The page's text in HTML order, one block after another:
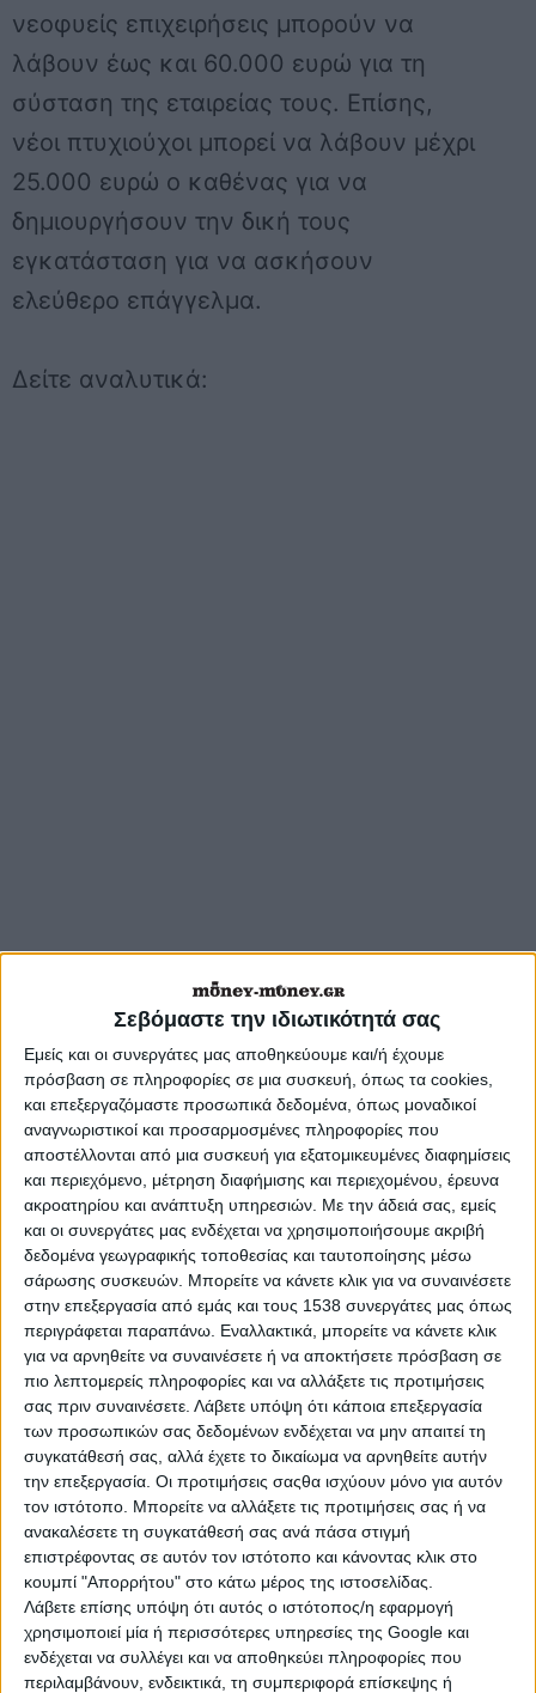
Σεβόμαστε την ιδιωτικότητά σας
Εμείς και οι συνεργάτες μας αποθηκεύουμε και/ή έχουμε
πρόσβαση σε πληροφορίες σε μια συσκευή, όπως τα cookies,
και επεξεργαζόμαστε προσωπικά δεδομένα, όπως μοναδικοί
αναγνωριστικοί και προσαρμοσμένες πληροφορίες που
αποστέλλονται από μια συσκευή για εξατομικευμένες διαφημίσεις
και περιεχόμενο, μέτρηση διαφήμισης και περιεχομένου, έρευνα
ακροατηρίου και ανάπτυξη υπηρεσιών. Με την άδειά σας, εμείς
και οι συνεργάτες μας ενδέχεται να χρησιμοποιήσουμε ακριβή
δεδομένα γεωγραφικής τοποθεσίας και ταυτοποίησης μέσω
σάρωσης συσκευών. Μπορείτε να κάνετε κλικ για να συναινέσετε
στην επεξεργασία από εμάς και τους 1538 συνεργάτες μας όπως
περιγράφεται παραπάνω. Εναλλακτικά, μπορείτε να κάνετε κλικ
για να αρνηθείτε να συναινέσετε ή να αποκτήσετε πρόσβαση σε
πιο λεπτομερείς πληροφορίες και να αλλάξετε τις προτιμήσεις
σας πριν συναινέσετε. Λάβετε υπόψη ότι κάποια επεξεργασία
των προσωπικών σας δεδομένων ενδέχεται να μην απαιτεί τη
συγκατάθεσή σας, αλλά έχετε το δικαίωμα να αρνηθείτε αυτήν
την επεξεργασία. Οι προτιμήσεις σαςθα ισχύουν μόνο για αυτόν
τον ιστότοπο. Μπορείτε να αλλάξετε τις προτιμήσεις σας ή να
ανακαλέσετε τη συγκατάθεσή σας ανά πάσα στιγμή
επιστρέφοντας σε αυτόν τον ιστότοπο και κάνοντας κλικ στο
κουμπί "Απορρήτου" στο κάτω μέρος της ιστοσελίδας.
Λάβετε επίσης υπόψη ότι αυτός ο ιστότοπος/η εφαρμογή
χρησιμοποιεί μία ή περισσότερες υπηρεσίες της Google και
ενδέχεται να συλλέγει και να αποθηκεύει πληροφορίες που
περιλαμβάνουν, ενδεικτικά, τη συμπεριφορά επίσκεψης ή
νεοφυείς επιχειρήσεις μπορούν να
λάβουν έως και 60.000 ευρώ για τη
σύσταση της εταιρείας τους. Επίσης,
νέοι πτυχιούχοι μπορεί να λάβουν μέχρι
25.000 ευρώ ο καθένας για να
δημιουργήσουν την δική τους
εγκατάσταση για να ασκήσουν
ελεύθερο επάγγελμα.
Δείτε αναλυτικά:
Αναβάθμιση πολύ μικρών και μικρών
επιχειρήσεων
Νεοφυής επιχειρηματικότητα
Αυτοαπασχόληση πτυχιούχων
τριτοβάθμιας εκπαίδευσης